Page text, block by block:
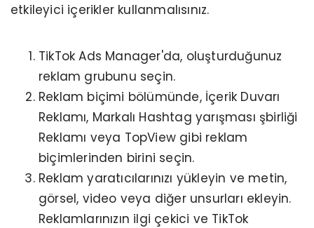
etkileyici içerikler kullanmalısınız.
TikTok Ads Manager'da, oluşturduğunuz
reklam grubunu seçin.
Reklam biçimi bölümünde, İçerik Duvarı
Reklamı, Markalı Hashtag yarışması şbirliği
Reklamı veya TopView gibi reklam
biçimlerinden birini seçin.
Reklam yaratıcılarınızı yükleyin ve metin,
görsel, video veya diğer unsurları ekleyin.
Reklamlarınızın ilgi çekici ve TikTok